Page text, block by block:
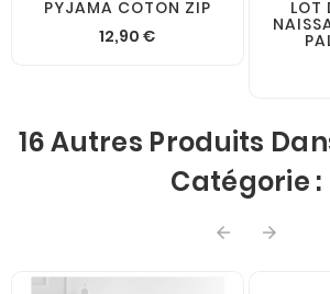
PYJAMA COTON ZIP
12,90 €
LOT
16 Autres Produits
Catégorie :
 